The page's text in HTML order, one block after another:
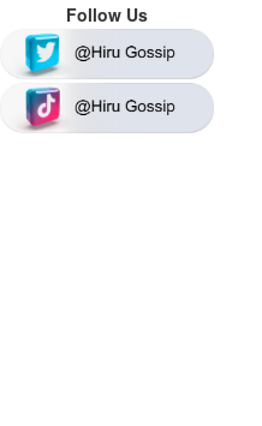
Follow Us